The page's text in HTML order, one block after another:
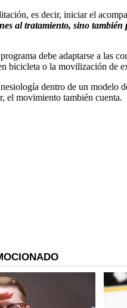
es decir, iniciar el
al tratamiento, sino
debe adaptarse a
bicicleta o la movilización de
dentro de un modelo
el movimiento también cuenta.